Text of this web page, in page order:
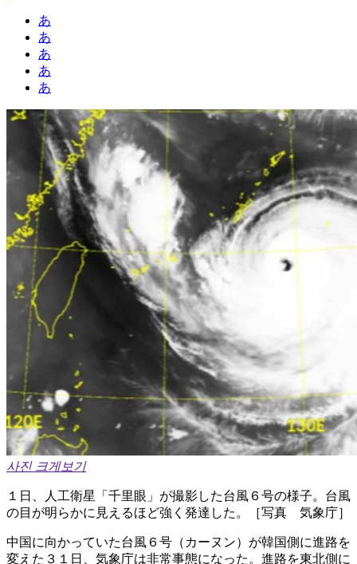
あ
あ
あ
あ
あ
사진 크게보기
１日、人工衛星「千里眼」が撮影した台風６号の様子。台風
の目が明らかに見えるほど強く発達した。［写真 気象庁］
中国に向かっていた台風６号（カーヌン）が韓国側に進路を
変えた３１日、気象庁は非常事態になった。進路を東北側に